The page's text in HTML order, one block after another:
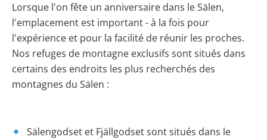
Lorsque l'on fête un anniversaire dans le Sälen,
l'emplacement est important - à la fois pour
l'expérience et pour la facilité de réunir les proches.
Nos refuges de montagne exclusifs sont situés dans
certains des endroits les plus recherchés des
montagnes du Sälen :
Sälengodset et Fjällgodset sont situés dans le